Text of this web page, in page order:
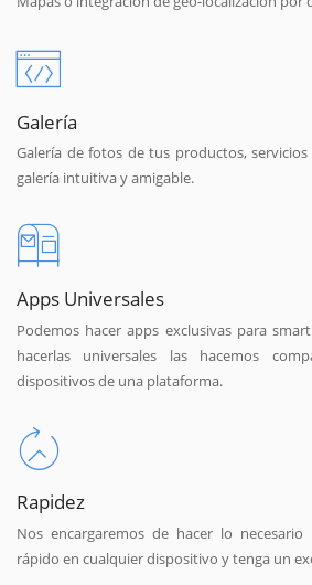
Galería
Galería de fotos de tus productos,
galería intuitiva y amigable.
Apps Universales
Podemos hacer apps exclusivas para
hacerlas universales las hacemos
dispositivos de una plataforma.
Rapidez
Nos encargaremos de hacer lo
rápido en cualquier dispositivo y tenga un